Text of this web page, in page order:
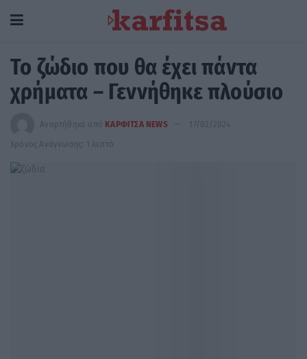
Το ζώδιο που θα έχει πάντα
χρήματα – Γεννήθηκε πλούσιο
Αναρτήθηκε από ΚΑΡΦΙΤΣΑ NEWS
17/02/2024
Χρόνος Ανάγνωσης: 1 λεπτό